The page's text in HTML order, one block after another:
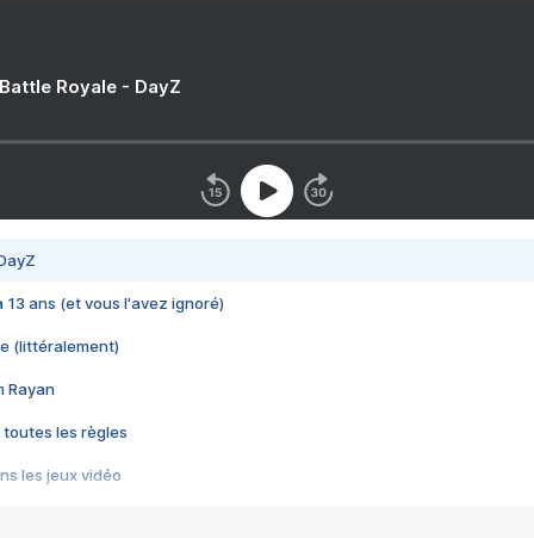
Royale - DayZ
13 ans (et vous l'avez ignoré)
(littéralement)
Rayan
toutes les règles
les jeux vidéo